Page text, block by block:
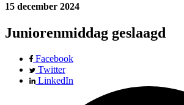
15 december 2024
Juniorenmiddag geslaagd
Facebook
Twitter
LinkedIn